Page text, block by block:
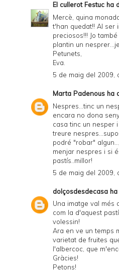
El cullerot Festuc ha
Mercè, quina
t'han quedat!! Al ser
preciosos!!! Jo
plantin un
Petunets,
Eva.
5 de maig del 2009,
Marta Padenous ha
Nespres...tinc un
encara no dona
casa tinc un nesper
treure
podré "robar"
menjar nespres i si
pastís..millor!
5 de maig del 2009,
dolçosdesdecasa ha
Una imatge val més
com la d'aquest
volessin!
Ara en ve un temps
varietat de fruites
l'albercoc, que
Gràcies!
Petons!